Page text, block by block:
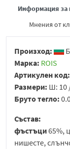
Информация за
Мнения от
Произход:
Марка: ROIS
Артикулен код:
Размери: Ш: 10
Бруто тегло:
Състав:
фъстъци65%,
нишесте,